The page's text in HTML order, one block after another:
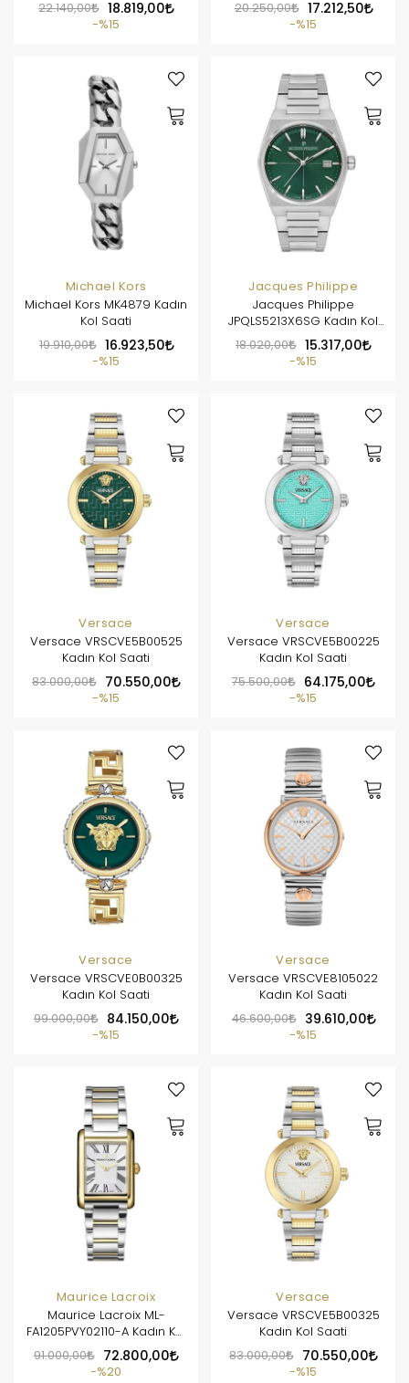
22.140,00 18.819,00
%15
20.250,00 17.212,50
%15
Michael Kors
Michael Kors MK4879 Kadın
Kol Saati
19.910,00
16.923,50
%15
Jacques Philippe
Jacques Philippe
JPQLS5213X6SG Kadın Kol
Saati
18.020,00 15.317,00
%15
Versace
Versace VRSCVE5B00525
Kadın Kol Saati
83.000,00
70.550,00
%15
Versace
Versace VRSCVE5B00225
Kadın Kol Saati
75.500,00
64.175,00
%15
Versace
Versace VRSCVE0B00325
Kadın Kol Saati
99.000,00
84.150,00
%15
Versace
Versace VRSCVE8105022
Kadın Kol Saati
46.600,00
39.610,00
%15
Maurice Lacroix
Maurice Lacroix ML-
FA1205PVY02110-A Kadın Kol
Saati
91.000,00 72.800,00
%20
Versace
Versace VRSCVE5B00325
Kadın Kol Saati
83.000,00
70.550,00
%15